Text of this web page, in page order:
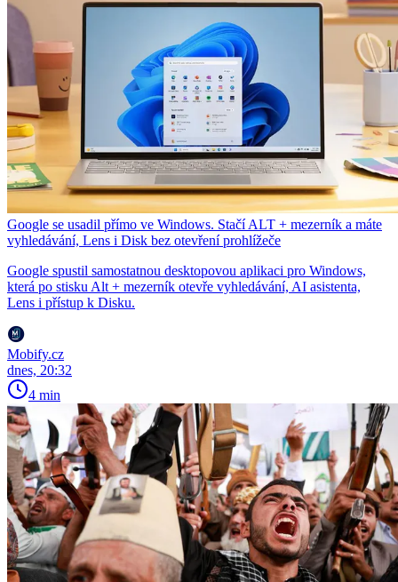
Google se usadil přímo ve Windows. Stačí ALT + mezerník a máte
vyhledávání, Lens i Disk bez otevření prohlížeče
Google spustil samostatnou desktopovou aplikaci pro Windows,
která po stisku Alt + mezerník otevře vyhledávání, AI asistenta,
Lens i přístup k Disku.
Mobify.cz
dnes, 20:32
4 min